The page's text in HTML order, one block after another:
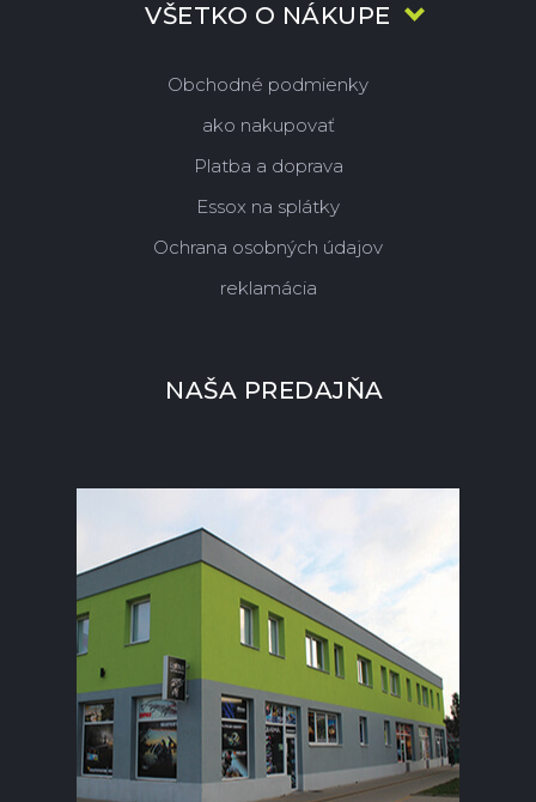
VŠETKO O NÁKUPE
Obchodné podmienky
ako nakupovať
Platba a doprava
Essox na splátky
Ochrana osobných údajov
reklamácia
NAŠA PREDAJŇA